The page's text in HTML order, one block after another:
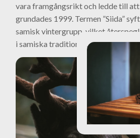
vara framgångsrikt och ledde till
grundades 1999. Termen ”Siida”
samisk vintergrupp, vilket
i samiska traditioner.